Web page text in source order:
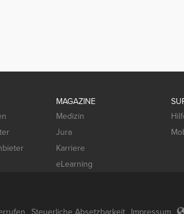
MAGAZINE
Medizin
Jura
Karriere
eLearning
Steuerliche Absetzbarkeit Impressum